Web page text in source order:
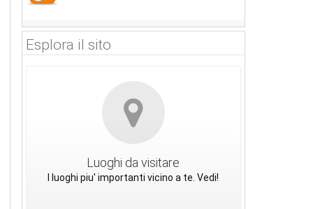
Esplora il sito
Luoghi da visitare
I luoghi piu' importanti vicino a te. Vedi!